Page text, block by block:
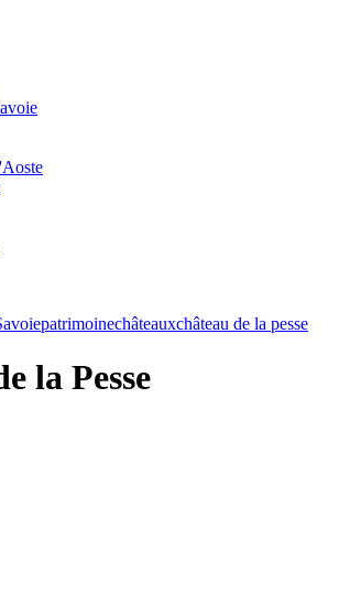
patrimoinechâteauxchâteau de la pesse
la Pesse